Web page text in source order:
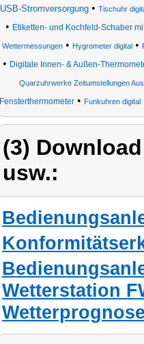
USB-Stromversorgung• Tischuhr
• Etiketten- und Kochfeld-Schaber
Wettermessungen• Hygrometer digital•
• Digitale Innen- & Außen-
Quarzuhrwerke Zeitumstellungen
Fensterthermometer • Funkuhren digital
(3)
usw.:
Wetterstation